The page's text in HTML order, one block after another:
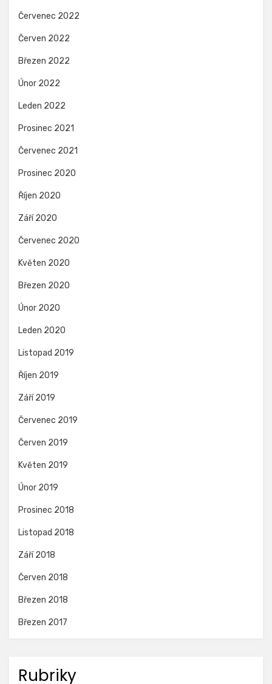
Červenec 2022
Červen 2022
Březen 2022
Únor 2022
Leden 2022
Prosinec 2021
Červenec 2021
Prosinec 2020
Říjen 2020
Září 2020
Červenec 2020
Květen 2020
Březen 2020
Únor 2020
Leden 2020
Listopad 2019
Říjen 2019
Září 2019
Červenec 2019
Červen 2019
Květen 2019
Únor 2019
Prosinec 2018
Listopad 2018
Září 2018
Červen 2018
Březen 2018
Březen 2017
Rubriky